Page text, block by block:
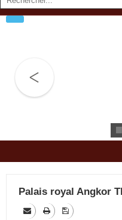
Palais royal Angkor